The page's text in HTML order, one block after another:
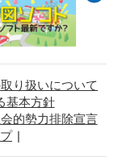
り扱いについて
基本方針
的勢力排除宣言